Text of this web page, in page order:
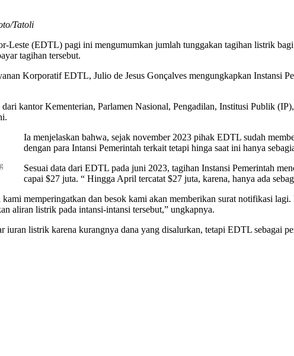
Tatoli
Leste (EDTL) pagi ini mengumumkan jumlah tunggakan tagihan listrik
tagihan tersebut.
Korporatif EDTL, Julio de Jesus Gonçalves mengungkapkan Instansi
kantor Kementerian, Parlamen Nasional, Pengadilan, Institusi Publik
Ia menjelaskan bahwa, sejak november 2023 pihak EDTL sudah
dengan para Intansi Pemerintah terkait tetapi hinga saat ini hanya
Sesuai data dari EDTL pada juni 2023, tagihan Instansi Pemerintah
capai $27 juta. “ Hingga April tercatat $27 juta, karena, hanya ada
memperingatkan dan besok kami akan memberikan surat notifikasi
aliran listrik pada intansi-intansi tersebut,” ungkapnya.
listrik karena kurangnya dana yang disalurkan, tetapi EDTL sebagai